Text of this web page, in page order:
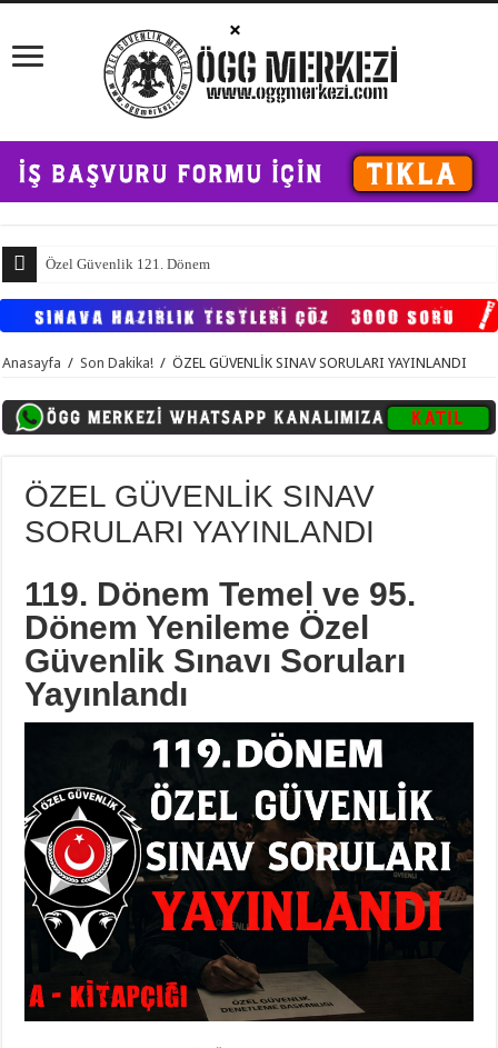
Özel Güvenlik 121. Dönem Temel Eğitim ve 97.
Anasayfa / Son Dakika! / ÖZEL GÜVENLİK SINAV SORULARI YAYINLANDI
ÖZEL GÜVENLİK SINAV
SORULARI YAYINLANDI
119. Dönem Temel ve 95.
Dönem Yenileme Özel
Güvenlik Sınavı Soruları
Yayınlandı